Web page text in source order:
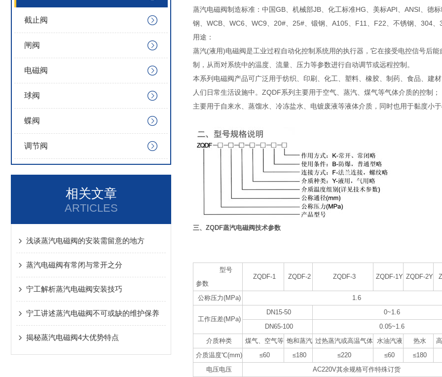
截止阀
闸阀
电磁阀
球阀
蝶阀
调节阀
相关文章
ARTICLES
浅谈蒸汽电磁阀的安装需留意的地方
蒸汽电磁阀有常闭与常开之分
宁工解析蒸汽电磁阀安装技巧
宁工讲述蒸汽电磁阀不可或缺的维护保养
揭秘蒸汽电磁阀4大优势特点
蒸汽电磁阀制造标准：中国GB、机械部JB、化工标准HG、美标API、ANSI、德
钢、WCB、WC6、WC9、20#、25#、锻钢、A105、F11、F22、不锈钢、304
用途：
蒸汽(液用)电磁阀是工业过程自动化控制系统用的执行器，它在接受电控信号后
制，从而对系统中的温度、流量、压力等参数进行自动调节或远程控制。
本系列电磁阀产品可广泛用于纺织、印刷、化工、塑料、橡胶、制药、食品、建
人们日常生活设施中。ZQDF系列主要用于空气、蒸汽、煤气等气体介质的控制；
主要用于自来水、蒸馏水、冷冻盐水、电镀废液等液体介质，同时也用于黏度小于
三、ZQDF蒸汽电磁阀技术参数
型号
参数
ZQDF-1 ZQDF-2 ZQDF-3 ZQDF-1Y ZQDF-2Y
公称压力(MPa) 1.6
工作压差(MPa)
DN15-50
0~1.6
DN65-100
0.05~1.6
介质种类
煤气、空气等 饱和蒸汽 过热蒸汽或高温气体 水油汽液 热水
介质温度℃(mm)
≤60 ≤180 ≤220 ≤60 ≤180
电压电压
AC220V其余规格可作特殊订货